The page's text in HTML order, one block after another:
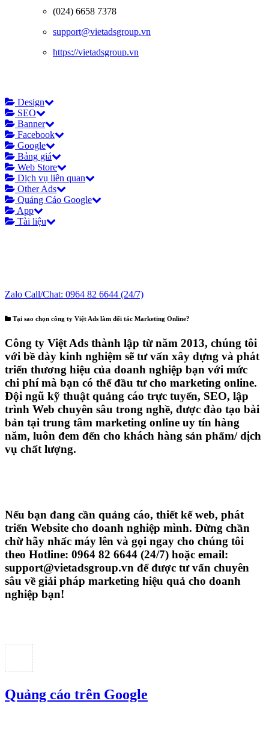
(024) 6658 7378
support@vietadsgroup.vn
https://vietadsgroup.vn
Design
SEO
Banner
Facebook
Google
Bảng giá
Web Store
Dịch vụ liên quan
Other Ads
Quảng Cáo Google
App
Tài liệu
Zalo Call/Chat: 0964 82 6644 (24/7)
Tại sao chọn công ty Việt Ads làm đối tác Marketing Online?
Công ty Việt Ads thành lập từ năm 2013, chúng tôi
với bề dày kinh nghiệm sẽ tư vấn xây dựng và phát
triển thương hiệu của doanh nghiệp bạn với mức
chi phí mà bạn có thể đầu tư cho marketing online.
Đội ngũ kỹ thuật quảng cáo trực tuyến, SEO, lập
trình Web chuyên sâu trong nghề, được đào tạo bài
bản tại trung tâm marketing online uy tín hàng
năm, luôn đem đến cho khách hàng sản phẩm/ dịch
vụ chất lượng.
Nếu bạn đang cần quảng cáo, thiết kế web, phát
triển Website cho doanh nghiệp mình. Đừng chần
chừ hãy nhấc máy lên và gọi ngay cho chúng tôi
theo Hotline: 0964 82 6644 (24/7) hoặc email:
support@vietadsgroup.vn để được tư vấn chuyên
sâu về giải pháp marketing hiệu quả cho doanh
nghiệp bạn!
Quảng cáo trên Google